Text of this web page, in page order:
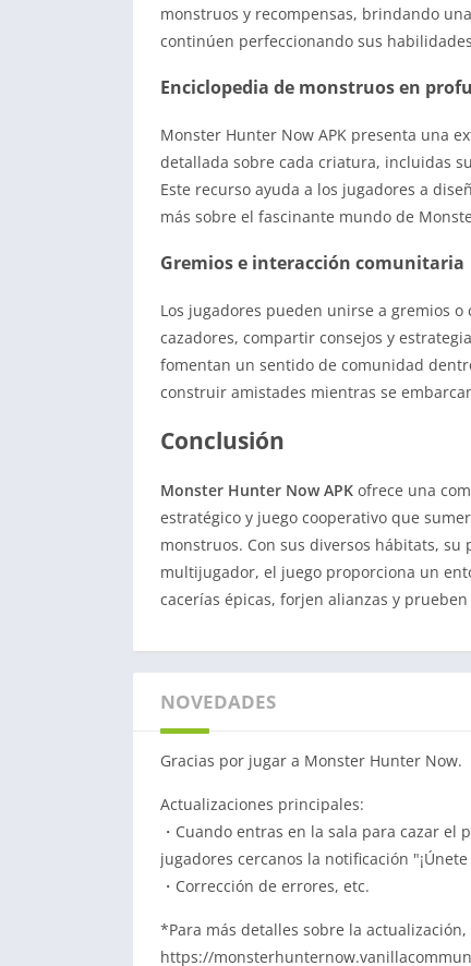
monstruos y recompensas, brindando
continúen perfeccionando sus
Enciclopedia de monstruos en
Monster Hunter Now APK presenta una
detallada sobre cada criatura, incluidas
Este recurso ayuda a los jugadores a
más sobre el fascinante mundo de
Gremios e interacción comunitaria
Los jugadores pueden unirse a gremios
cazadores, compartir consejos y
fomentan un sentido de comunidad
construir amistades mientras se
Conclusión
Monster Hunter Now APK ofrece una
estratégico y juego cooperativo que
monstruos. Con sus diversos hábitats,
multijugador, el juego proporciona un
cacerías épicas, forjen alianzas y
NOVEDADES
Gracias por jugar a Monster Hunter Now.
Actualizaciones principales:
・Cuando entras en la sala para cazar
jugadores cercanos la notificación
・Corrección de errores, etc.
*Para más detalles sobre la
https://